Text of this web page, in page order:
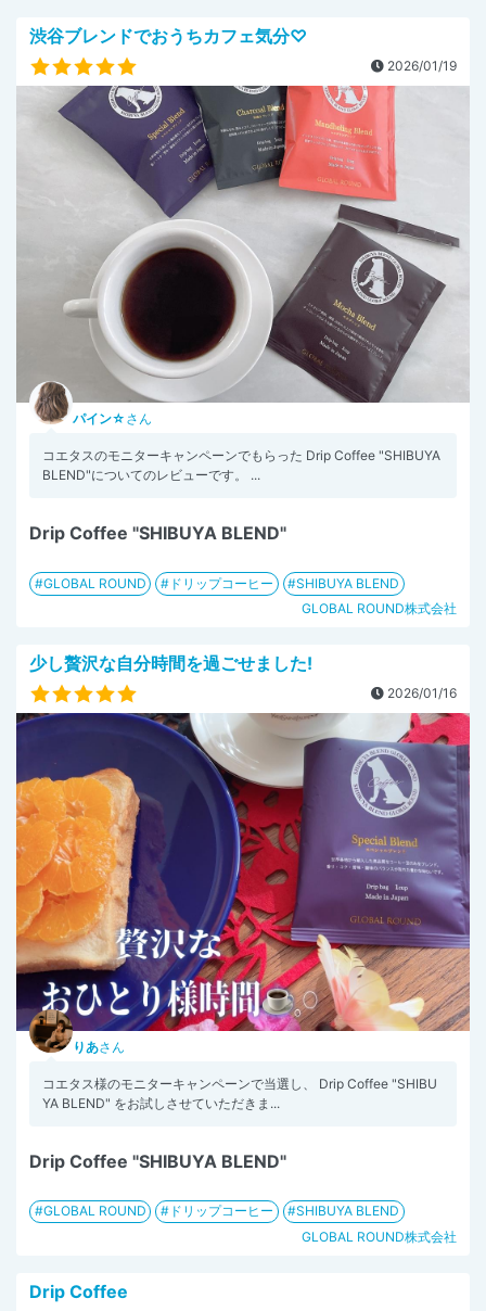
渋谷ブレンドでおうちカフェ気分♡
2026/01/19
パイン☆ さん
コエタスのモニターキャンペーンでもらった Drip Coffee "SHIBUYA
BLEND"についてのレビューです。 ...
Drip Coffee "SHIBUYA BLEND"
GLOBAL ROUND ドリップコーヒー
SHIBUYA BLEND
GLOBAL ROUND株式会社
少し贅沢な自分時間を過ごせました!
2026/01/16
りあさん
コエタス様のモニターキャンペーンで当選し、 Drip Coffee "SHIBU
YA BLEND" をお試しさせていただきま...
Drip Coffee "SHIBUYA BLEND"
GLOBAL ROUND ドリップコーヒー
SHIBUYA BLEND
GLOBAL ROUND株式会社
Drip Coffee